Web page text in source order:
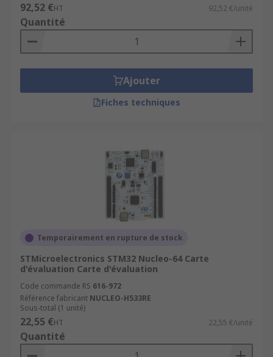
92,52 €HT 92,52 €/unité
Quantité
Ajouter
Fiches techniques
Temporairement en rupture de stock
STMicroelectronics STM32 Nucleo-64 Carte
d'évaluation Carte d'évaluation
Code commande RS 616-972
Référence fabricant NUCLEO-H533RE
Sous-total (1 unité)
22,55 €HT 22,55 €/unité
Quantité